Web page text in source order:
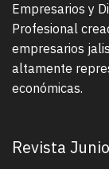
Empresarios y
Profesional
empresarios
altamente
económicas.
Revista